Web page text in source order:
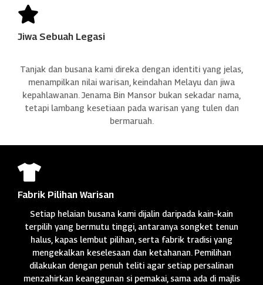

Jiwa Sebuah Legasi
Tanjak dan busana kami direka dengan identiti yang jelas,
menampilkan nilai warisan, keindahan Melayu dan jiwa
kepahlawanan. Jenama Bin Mansor bukan sekadar nama,
tetapi lambang kesetiaan pada warisan yang tulen dan
bermaruah.

Fabrik Pilihan Warisan
Setiap helaian busana kami dijalin daripada kain-kain
terpilih yang bermutu tinggi, antaranya songket tenun
halus, kapas lembut pilihan, serta fabrik tradisi yang
mengekalkan keselesaan dan ketahanan. Pemilihan
dilakukan dengan penuh teliti agar setiap persalinan
menzahirkan keanggunan si pemakai, sama ada di majlis